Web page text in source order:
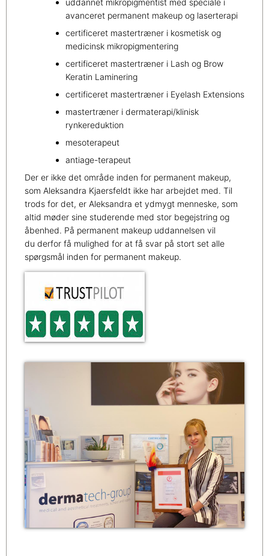
uddannet mikropigmentist med speciale i
avanceret permanent makeup og laserterapi
certificeret mastertræner i kosmetisk og
medicinsk mikropigmentering
certificeret mastertræner i Lash og Brow
Keratin Laminering
certificeret mastertræner i Eyelash Extensions
mastertræner i dermaterapi/klinisk
rynkereduktion
mesoterapeut
antiage-terapeut
Der er ikke det område inden for permanent makeup,
som Aleksandra Kjaersfeldt ikke har arbejdet med. Til
trods for det, er Aleksandra et ydmygt menneske, som
altid møder sine studerende med stor begejstring og
åbenhed. På permanent makeup uddannelsen vil
du derfor få mulighed for at få svar på stort set alle
spørgsmål inden for permanent makeup.